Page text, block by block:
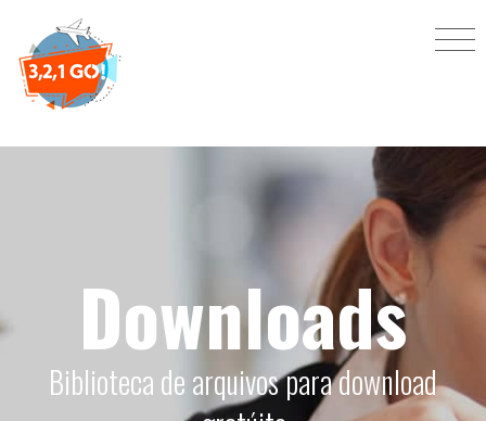
Downloads
Biblioteca de arquivos para download